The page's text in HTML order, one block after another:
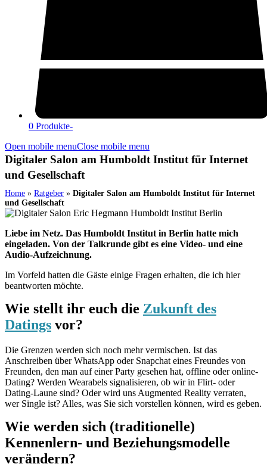
0 Produkte-
Open mobile menuClose mobile menu
Digitaler Salon am Humboldt Institut für Internet
und Gesellschaft
Home » Ratgeber » Digitaler Salon am Humboldt Institut für Internet
und Gesellschaft
Liebe im Netz. Das Humboldt Institut in Berlin hatte mich
eingeladen. Von der Talkrunde gibt es eine Video- und eine
Audio-Aufzeichnung.
Im Vorfeld hatten die Gäste einige Fragen erhalten, die ich hier
beantworten möchte.
Wie stellt ihr euch die Zukunft des
Datings vor?
Die Grenzen werden sich noch mehr vermischen. Ist das
Anschreiben über WhatsApp oder Snapchat eines Freundes von
Freunden, den man auf einer Party gesehen hat, offline oder online-
Dating? Werden Wearabels signalisieren, ob wir in Flirt- oder
Dating-Laune sind? Oder wird uns Augmented Reality verraten,
wer Single ist? Alles, was Sie sich vorstellen können, wird es geben.
Wie werden sich (traditionelle)
Kennenlern- und Beziehungsmodelle
verändern?